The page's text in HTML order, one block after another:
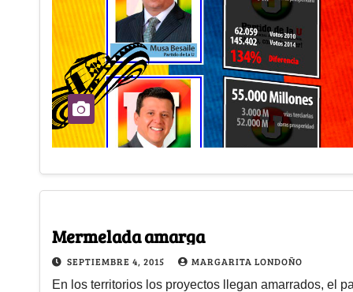
Mermelada amarga
SEPTIEMBRE 4, 2015 MARGARITA LONDOÑO
En los territorios los proyectos llegan amarrados, el